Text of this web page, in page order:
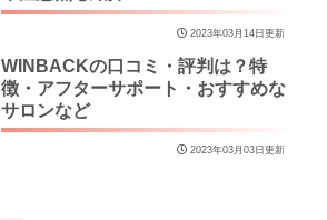
2023年03月14日更新
WINBACKの口コミ・評判は？特
徴・アフターサポート・おすすめな
サロンなど
2023年03月03日更新